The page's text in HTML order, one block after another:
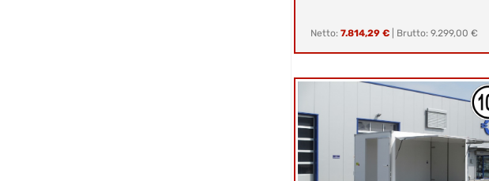
Netto: 7.814,29 € Brutto: 9.299,00 €